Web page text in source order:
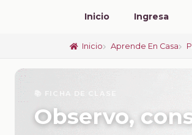
Inicio Ingresa
Inicio Aprende En Casa
📚 FICHA DE CLASE
Observo,